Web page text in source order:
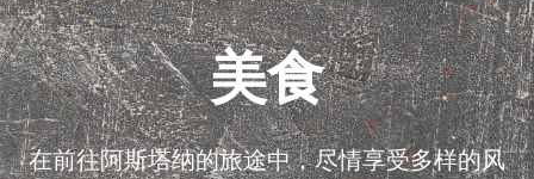
美食
在前往阿斯塔纳的旅途中，尽情享受多样的风